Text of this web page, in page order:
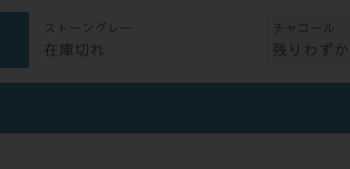
ストーングレー
在庫切れ
チャコール
残りわずか